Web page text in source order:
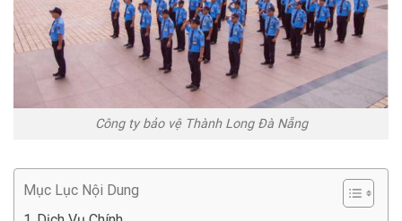
Công ty bảo vệ Thành Long Đà Nẵng
Mục Lục Nội Dung